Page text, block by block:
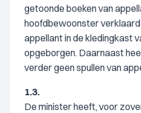
getoonde boeken van
hoofdbewoonster
appellant in de kledingkast
opgeborgen. Daarnaast
verder geen spullen van
1.3.
De minister heeft, voor